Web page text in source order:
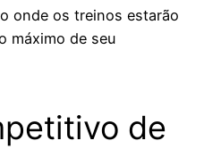
onde os treinos estarão
máximo de seu
de